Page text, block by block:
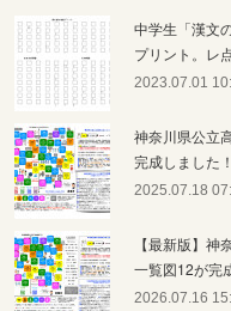
中学生「漢文
プリント。レ
2023.07.01
神奈川県公立
完成しました！
2025.07.18
【最新版】神
一覧図12が完
2026.07.16